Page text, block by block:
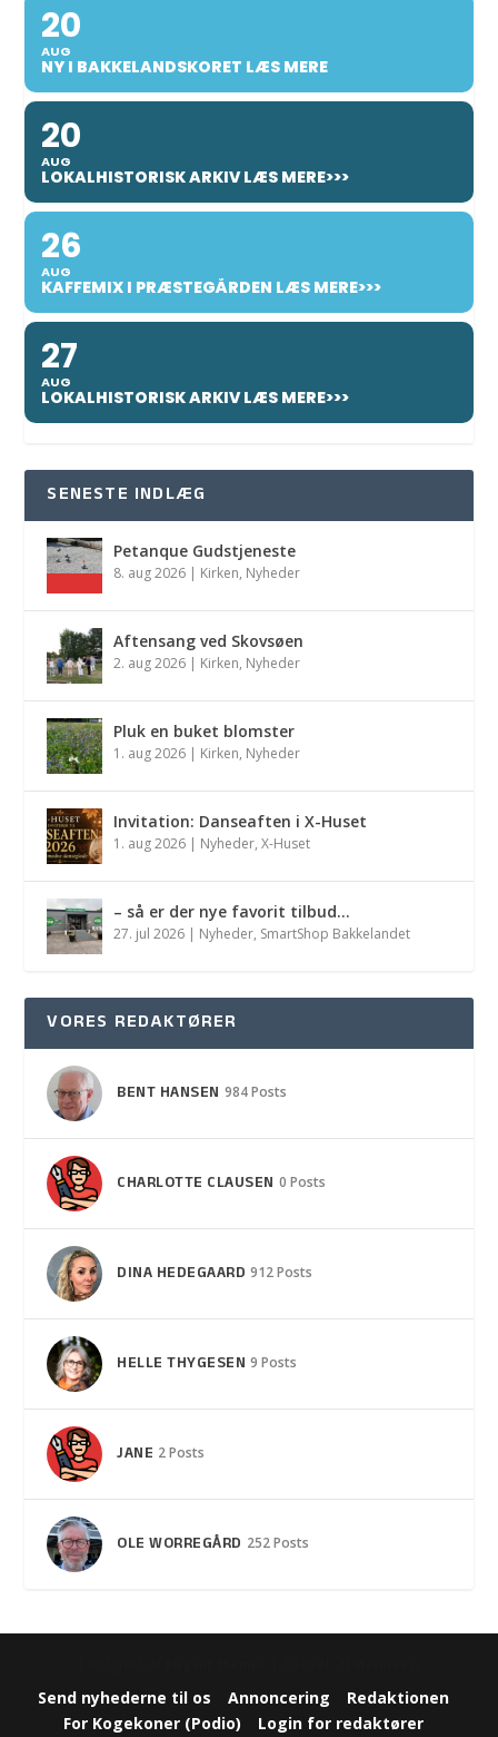
20
AUG
NY I BAKKELANDSKORET LÆS MERE
20
AUG
LOKALHISTORISK ARKIV LÆS MERE>>>
26
AUG
KAFFEMIX I PRÆSTEGÅRDEN LÆS MERE>>>
27
AUG
LOKALHISTORISK ARKIV LÆS MERE>>>
SENESTE INDLÆG
Petanque Gudstjeneste
8. aug 2026 | Kirken, Nyheder
Aftensang ved Skovsøen
2. aug 2026 | Kirken, Nyheder
Pluk en buket blomster
1. aug 2026 | Kirken, Nyheder
Invitation: Danseaften i X-Huset
1. aug 2026 | Nyheder,X-Huset
– så er der nye favorit tilbud…
27. jul 2026 | Nyheder, SmartShop Bakkelandet
VORES REDAKTØRER
BENT HANSEN 984 Posts
CHARLOTTE CLAUSEN 0 Posts
DINA HEDEGAARD 912 Posts
HELLE THYGESEN 9 Posts
JANE 2 Posts
OLE WORREGÅRD 252 Posts
Send nyhederne til os Annoncering
Redaktionen
For Kogekoner (Podio)
Login for redaktører